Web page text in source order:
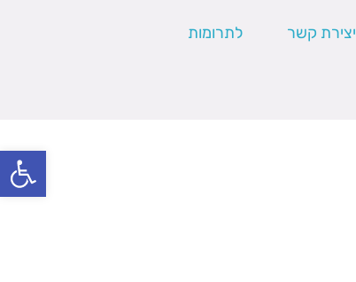
פתח
יצירת קשר לתרומות